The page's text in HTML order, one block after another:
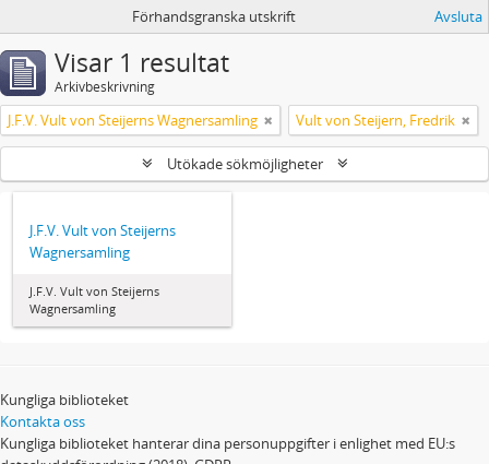
Förhandsgranska utskrift Avsluta
Visar 1 resultat
Arkivbeskrivning
J.F.V. Vult von Steijerns Wagnersamling Vult von Steijern, Fredrik
Utökade sökmöjligheter
J.F.V. Vult von Steijerns
Wagnersamling
J.F.V. Vult von Steijerns
Wagnersamling
Kungliga biblioteket
Kontakta oss
Kungliga biblioteket hanterar dina personuppgifter i enlighet med EU:s